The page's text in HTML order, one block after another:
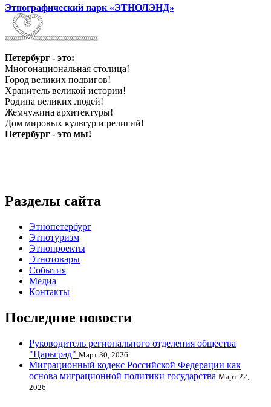
Этнографический парк «ЭТНОЛЭНД»
Петербург - это:
Многонациональная столица!
Город великих подвигов!
Хранитель великой истории!
Родина великих людей!
Жемчужина архитектуры!
Дом мировых культур и религий!
Петербург - это мы!
Разделы сайта
Этнопетербург
Этнотуризм
Этнопроекты
Этнотовары
События
Медиа
Контакты
Последние новости
Руководитель регионального отделения общества
"Царьград" Март 30, 2026
Миграционный кодекс Российской Федерации как
основа миграционной политики государства Март 22,
2026